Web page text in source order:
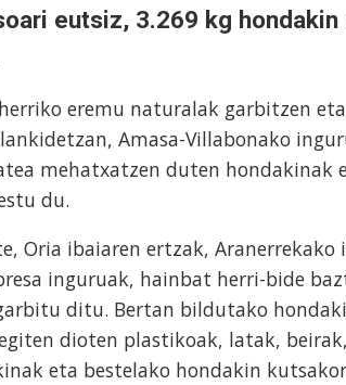
eutsiz, 3.269 kg
eremu naturalak garbitzen
Amasa-Villabonako
mehatxatzen duten hondakinak
du.
Oria ibaiaren ertzak,
inguruak, hainbat herri-bide
ditu. Bertan bildutako
dioten plastikoak, latak,
eta bestelako hondakin